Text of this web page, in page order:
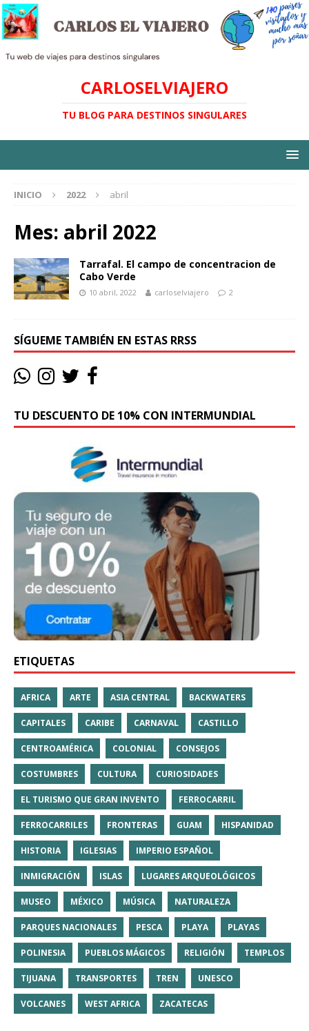
CARLOSELVIAJERO
TU BLOG PARA DESTINOS SINGULARES
INICIO 2022 abril
Mes: abril 2022
Tarrafal. El campo de concentracion de
Cabo Verde
10 abril, 2022 carloselviajero 2
SÍGUEME TAMBIÉN EN ESTAS RRSS
TU DESCUENTO DE 10% CON INTERMUNDIAL
ETIQUETAS
AFRICA ARTE ASIA CENTRAL BACKWATERS
CAPITALES CARIBE CARNAVAL CASTILLO
CENTROAMÉRICA COLONIAL CONSEJOS
COSTUMBRES CULTURA CURIOSIDADES
EL TURISMO QUE GRAN INVENTO FERROCARRIL
FERROCARRILES FRONTERAS GUAM HISPANIDAD
HISTORIA IGLESIAS IMPERIO ESPAÑOL
INMIGRACIÓN ISLAS LUGARES ARQUEOLÓGICOS
MUSEO MÉXICO MÚSICA NATURALEZA
PARQUES NACIONALES PESCA PLAYA PLAYAS
POLINESIA PUEBLOS MÁGICOS RELIGIÓN TEMPLOS
TIJUANA TRANSPORTES TREN UNESCO
VOLCANES WEST AFRICA ZACATECAS